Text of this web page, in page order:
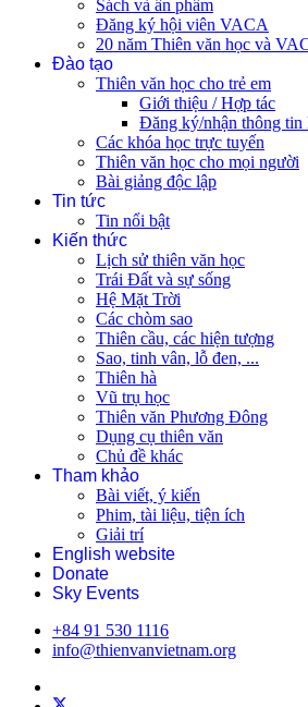
Sách và ấn phẩm
Đăng ký hội viên VACA
20 năm Thiên văn học và
Đào tạo
Thiên văn học cho trẻ em
Giới thiệu / Hợp tác
Đăng ký/nhận thông tin
Các khóa học trực tuyến
Thiên văn học cho mọi người
Bài giảng độc lập
Tin tức
Tin nổi bật
Kiến thức
Lịch sử thiên văn học
Trái Đất và sự sống
Hệ Mặt Trời
Các chòm sao
Thiên cầu, các hiện tượng
Sao, tinh vân, lỗ đen, ...
Thiên hà
Vũ trụ học
Thiên văn Phương Đông
Dụng cụ thiên văn
Chủ đề khác
Tham khảo
Bài viết, ý kiến
Phim, tài liệu, tiện ích
Giải trí
English website
Donate
Sky Events
+84 91 530 1116
info@thienvanvietnam.org